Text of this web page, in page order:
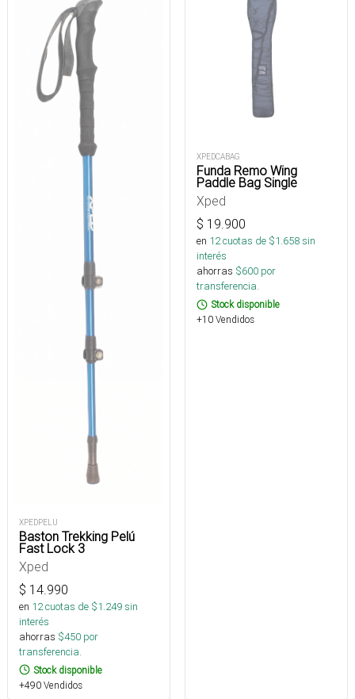
XPEDPELU
Baston Trekking Pelú
Fast Lock 3
Xped
$ 14.990
en 12cuotas de $1.249sin
interés
ahorras $450 por
transferencia.
Stock disponible
+490 Vendidos
XPEDCABAG
Funda Remo Wing
Paddle Bag Single
Xped
$ 19.900
en 12cuotas de $1.658sin
interés
ahorras $600 por
transferencia.
Stock disponible
+10 Vendidos